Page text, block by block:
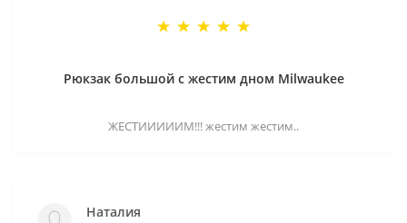
Рюкзак большой с жестим дном Milwaukee
ЖЕСТИИИИИМ!!! жестим жестим..
Наталия